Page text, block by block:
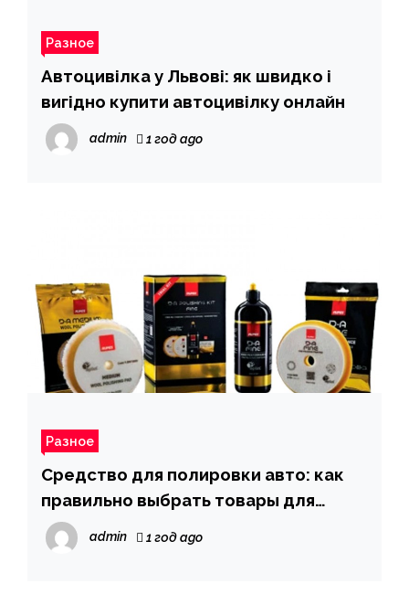
Разное
Автоцивілка у Львові: як швидко і
вигідно купити автоцивілку онлайн
admin 1 год ago
Разное
Средство для полировки авто: как
правильно выбрать товары для
полировки
admin 1 год ago